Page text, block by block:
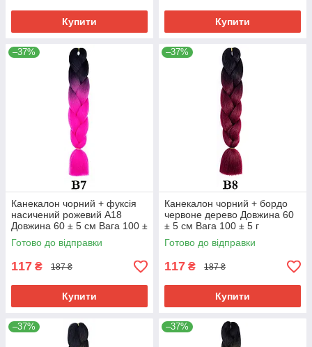
Купити Купити
–37%
Канекалон чорний + фуксія
насичений рожевий А18
Довжина 60 ± 5 см Вага 100 ±
5 г Термостійкий Jumbo Braid
В7
Готово до відправки
117 ₴ 187 ₴
Купити
–37%
Канекалон чорний + бордо
червоне дерево Довжина 60
± 5 см Вага 100 ± 5 г
Термостійкий двоколірний
Jumbo Braid
Готово до відправки
117 ₴ 187 ₴
Купити
–37% –37%